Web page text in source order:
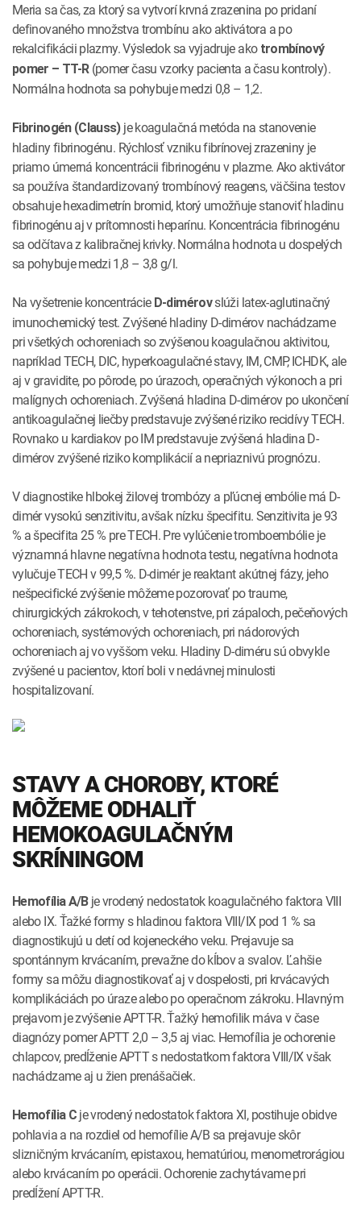
Meria sa čas, za ktorý sa vytvorí krvná zrazenina po pridaní
definovaného množstva trombínu ako aktivátora a po
rekalcifikácii plazmy. Výsledok sa vyjadruje ako trombínový
pomer – TT-R (pomer času vzorky pacienta a času kontroly).
Normálna hodnota sa pohybuje medzi 0,8 – 1,2.
Fibrinogén (Clauss)je koagulačná metóda na stanovenie
hladiny fibrinogénu. Rýchlosť vzniku fibrínovej zrazeniny je
priamo úmerná koncentrácii fibrinogénu v plazme. Ako aktivátor
sa používa štandardizovaný trombínový reagens, väčšina testov
obsahuje hexadimetrín bromid, ktorý umožňuje stanoviť hladinu
fibrinogénu aj v prítomnosti heparínu. Koncentrácia fibrinogénu
sa odčítava z kalibračnej krivky. Normálna hodnota u dospelých
sa pohybuje medzi 1,8 – 3,8 g/l.
Na vyšetrenie koncentrácieD-dimérovslúži latex-aglutinačný
imunochemický test. Zvýšené hladiny D-dimérov nachádzame
pri všetkých ochoreniach so zvýšenou koagulačnou aktivitou,
napríklad TECH, DIC, hyperkoagulačné stavy, IM, CMP, ICHDK, ale
aj v gravidite, po pôrode, po úrazoch, operačných výkonoch a pri
malígnych ochoreniach. Zvýšená hladina D-dimérov po ukončení
antikoagulačnej liečby predstavuje zvýšené riziko recidívy TECH.
Rovnako u kardiakov po IM predstavuje zvýšená hladina D-
dimérov zvýšené riziko komplikácií a nepriaznivú prognózu.
V diagnostike hlbokej žilovej trombózy a pľúcnej embólie má D-
dimér vysokú senzitivitu, avšak nízku špecifitu. Senzitivita je 93
% a špecifita 25 % pre TECH. Pre vylúčenie tromboembólie je
významná hlavne negatívna hodnota testu, negatívna hodnota
vylučuje TECH v 99,5 %. D-dimér je reaktant akútnej fázy, jeho
nešpecifické zvýšenie môžeme pozorovať po traume,
chirurgických zákrokoch, v tehotenstve, pri zápaloch, pečeňových
ochoreniach, systémových ochoreniach, pri nádorových
ochoreniach aj vo vyššom veku. Hladiny D-diméru sú obvykle
zvýšené u pacientov, ktorí boli v nedávnej minulosti
hospitalizovaní.
STAVY A CHOROBY, KTORÉ
MÔŽEME ODHALIŤ
HEMOKOAGULAČNÝM
SKRÍNINGOM
Hemofília A/B je vrodený nedostatok koagulačného faktora VIII
alebo IX. Ťažké formy s hladinou faktora VIII/IX pod 1 % sa
diagnostikujú u detí od kojeneckého veku. Prejavuje sa
spontánnym krvácaním, prevažne do kĺbov a svalov. Ľahšie
formy sa môžu diagnostikovať aj v dospelosti, pri krvácavých
komplikáciách po úraze alebo po operačnom zákroku. Hlavným
prejavom je zvýšenie APTT-R. Ťažký hemofilik máva v čase
diagnózy pomer APTT 2,0 – 3,5 aj viac. Hemofília je ochorenie
chlapcov, predĺženie APTT s nedostatkom faktora VIII/IX však
nachádzame aj u žien prenášačiek.
Hemofília Cje vrodený nedostatok faktora XI, postihuje obidve
pohlavia a na rozdiel od hemofílie A/B sa prejavuje skôr
slizničným krvácaním, epistaxou, hematúriou, menometrorágiou
alebo krvácaním po operácii. Ochorenie zachytávame pri
predĺžení APTT-R.